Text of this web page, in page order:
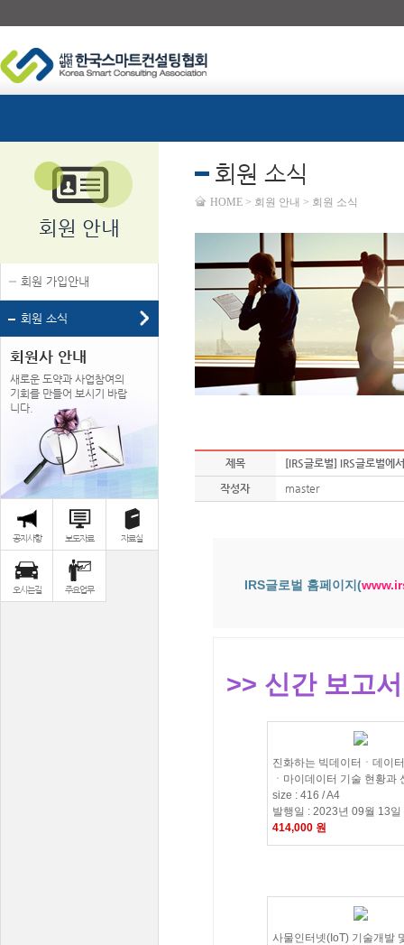
회원 안내
회원 가입안내
회원 소식
회원사 안내
새로운 도약과 사업참여의
기회를 만들어 보시기 바랍
니다.
공지사항 보도자료 자료실
오시는길 주요업무
회원 소식
HOME > 회원 안내 > 회원 소식
제목
[IRS글로벌] IRS글로벌에
작성자
master
IRS글로벌 홈페이지(
>> 신간 보고
진화하는 빅데이터ㆍ데이
ㆍ마이데이터 기술 현황과
size : 416 / A4
발행일 : 2023년 09월 13일
414,000 원
사물인터넷(IoT) 기술개발